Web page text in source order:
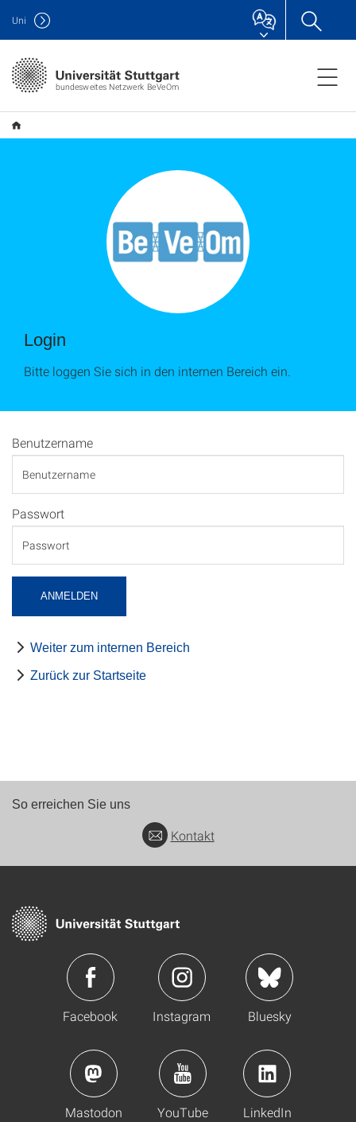
bundesweites Netzwerk BeVeOm
Uni
Login
Bitte loggen Sie sich in den internen Bereich ein.
Benutzername
Passwort
ANMELDEN
Weiter zum internen Bereich
Zurück zur Startseite
So erreichen Sie uns
Kontakt
Facebook Instagram Bluesky
Mastodon YouTube LinkedIn